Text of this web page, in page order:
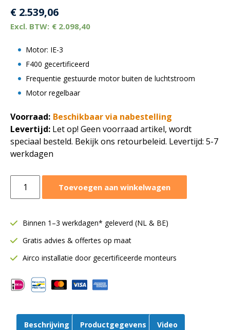
€ 2.539,06
€ 2.098,40
Motor: IE-3
F400 gecertificeerd
Frequentie gestuurde motor buiten de luchtstroom
Motor regelbaar
Voorraad: Beschikbaar via nabestelling
Levertijd: Let op! Geen voorraad artikel, wordt
speciaal besteld. Bekijk ons retourbeleid. Levertijd: 5-7
werkdagen
rookgas
17540
|
Motor
luchtstroom
|
630
Toevoegen aan winkelwagen
Binnen 1–3 werkdagen* geleverd (NL & BE)
Gratis advies & offertes op maat
Airco installatie door gecertificeerde monteurs
Beschrijving Productgegevens Video